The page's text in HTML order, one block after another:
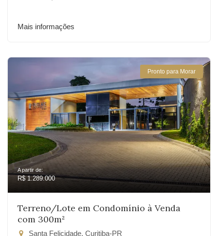
Mais informações
Pronto para Morar
A partir de:
R$ 1.289.000
Terreno/Lote em Condomínio à Venda
com 300m²
Santa Felicidade, Curitiba-PR